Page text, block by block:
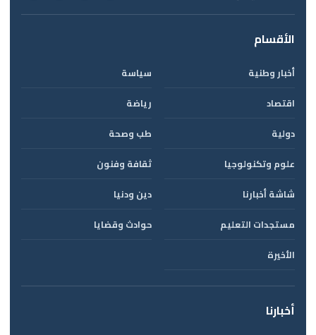
الأقسام
أخبار وطنية
سياسة
اقتصاد
رياضة
دولية
طب وصحة
علوم وتكنولوجيا
ثقافة وفنون
شاشة أخبارنا
دين ودنيا
مستجدات التعليم
حوادث وقضايا
الأخيرة
أخبارنا